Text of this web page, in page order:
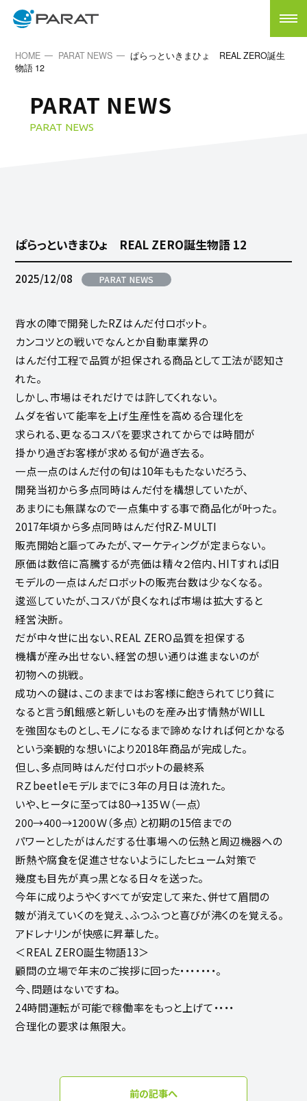
PARAT NEWS
PARAT NEWS
HOME PARAT NEWS
ぱらっといきまひょ REAL ZERO誕生
物語 12
ぱらっといきまひょ REAL ZERO誕生物語 12
2025/12/08 PARAT NEWS
背水の陣で開発したRZはんだ付ロボット。
カンコツとの戦いでなんとか自動車業界の
はんだ付工程で品質が担保される商品として工法が認知さ
れた。
しかし、市場はそれだけでは許してくれない。
ムダを省いて能率を上げ生産性を高める合理化を
求られる、更なるコスパを要求されてからでは時間が
掛かり過ぎお客様が求める旬が過ぎ去る。
一点一点のはんだ付の旬は10年ももたないだろう、
開発当初から多点同時はんだ付を構想していたが、
あまりにも無謀なので一点集中する事で商品化が叶った。
2017年頃から多点同時はんだ付RZ-MULTI
販売開始と謳ってみたが、マーケティングが定まらない。
原価は数倍に高騰するが売価は精々２倍内、HITすれば旧
モデルの一点はんだロボットの販売台数は少なくなる。
逡巡していたが、コスパが良くなれば市場は拡大すると
経営決断。
だが中々世に出ない、REAL ZERO品質を担保する
機構が産み出せない、経営の想い通りは進まないのが
初物への挑戦。
成功への鍵は、このままではお客様に飽きられてじり貧に
なると言う飢餓感と新しいものを産み出す情熱がWILL
を強固なものとし、モノになるまで諦めなければ何とかなる
という楽観的な想いにより2018年商品が完成した。
但し、多点同時はんだ付ロボットの最終系
ＲＺbeetleモデルまでに３年の月日は流れた。
いや、ヒータに至っては80→135Ｗ（一点）
200→400→1200Ｗ（多点）と初期の15倍までの
パワーとしたがはんだする仕事場への伝熱と周辺機器への
断熱や腐食を促進させないようにしたヒューム対策で
幾度も目先が真っ黒となる日々を送った。
今年に成りようやくすべてが安定して来た、併せて眉間の
皴が消えていくのを覚え、ふつふつと喜びが沸くのを覚える。
アドレナリンが快感に昇華した。
＜REAL ZERO誕生物語13＞
顧問の立場で年末のご挨拶に回った・・・・・・・。
今、問題はないですね。
24時間運転が可能で稼働率をもっと上げて・・・・
合理化の要求は無限大。
前の記事へ